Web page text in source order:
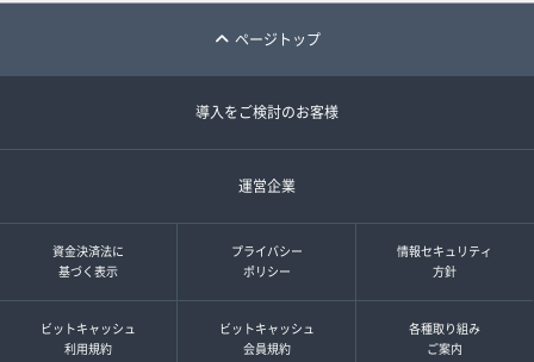
ページトップ
導入をご検討のお客様
運営企業
資金決済法に
基づく表示
プライバシー
ポリシー
情報セキュリティ
方針
ビットキャッシュ
利用規約
ビットキャッシュ
会員規約
各種取り組み
ご案内